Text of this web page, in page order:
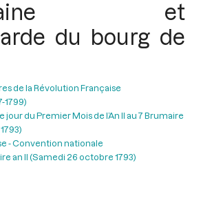
et
du bourg de
de la Révolution Française
1799)
jour du Premier Mois de l’An II au 7 Brumaire
- Convention nationale
an II (Samedi 26 octobre 1793)